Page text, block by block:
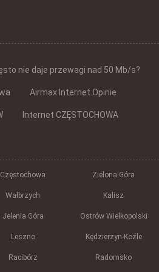
nie daje przewagi nad 50 Mb/s?
Airmax Internet Opinie
Internet CZĘSTOCHOWA
Częstochowa Zielona Góra
Wałbrzych Kalisz
Jelenia Góra Ostrów Wielkopolski
Leszno Kędzierzyn-Koźle
Racibórz Radomsko